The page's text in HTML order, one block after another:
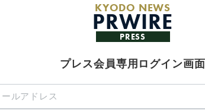
KYODO NEWS
PRWIRE
PRESS
プレス会員専用ログイン画面